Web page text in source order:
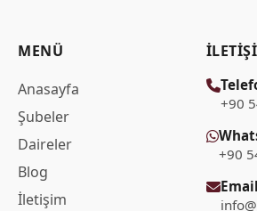
MENÜ
Anasayfa
Şubeler
Daireler
Blog
İletişim
+90
+90